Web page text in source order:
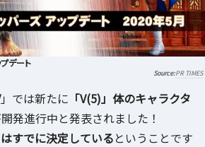
デート
PR TIMES
」では新たに 「V(5)」体のキャラクタ
発進行中と発表されました！
すでに決定しているということです